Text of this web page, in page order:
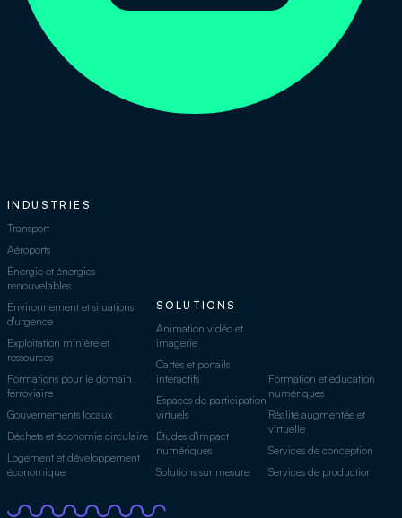
INDUSTRIES
Transport
Aéroports
Énergie et énergies
renouvelables
Environnement et situations
d'urgence
Exploitation minière et
ressources
Formations pour le domain
ferroviaire
Gouvernements locaux
Déchets et économie circulaire
Logement et développement
économique
SOLUTIONS
Animation vidéo et
imagerie
Cartes et portails
interactifs
Espaces de participation
virtuels
Études d'impact
numériques
Solutions sur mesure
Formation et éducation
numériques
Réalité augmentée et
virtuelle
Services de conception
Services de production